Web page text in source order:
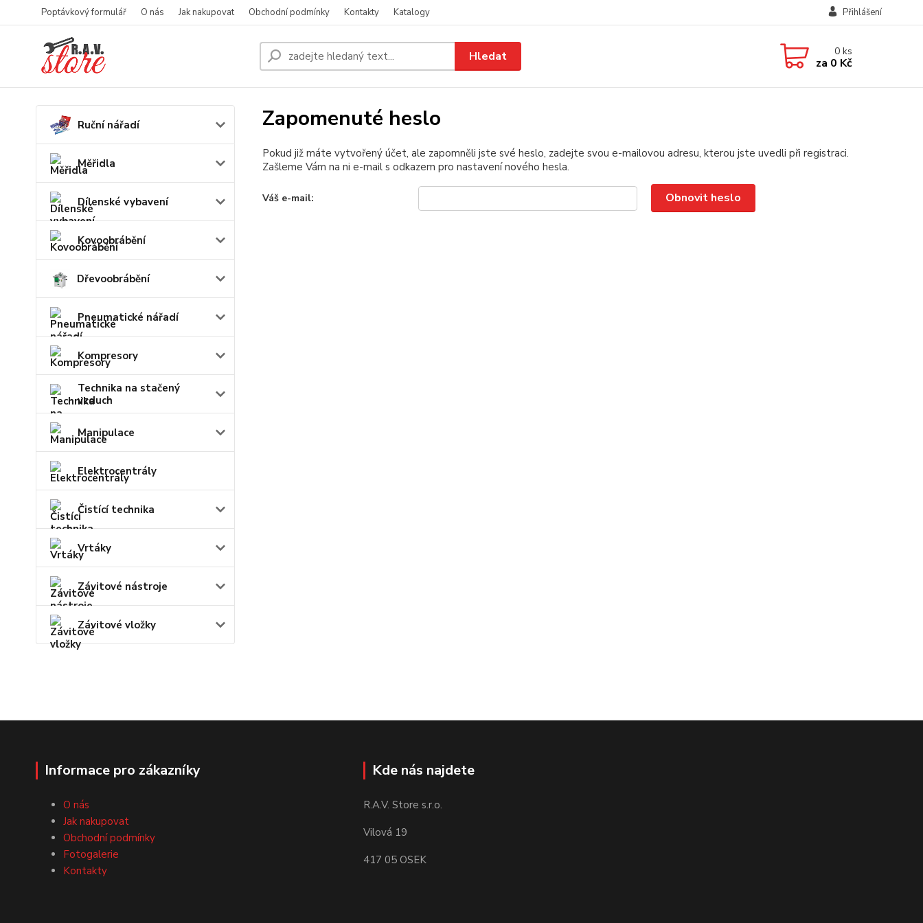
Poptávkový formulář O nás Jak nakupovat Obchodní podmínky Kontakty Katalogy Přihlášení
Hledat 0ks
za 0 Kč
Ruční nářadí
Měřidla
Dílenské vybavení
Kovoobrábění
Dřevoobrábění
Pneumatické nářadí
Kompresory
Technika na stačený
vzduch
Manipulace
Elektrocentrály
Čistící technika
Vrtáky
Závitové nástroje
Závitové vložky
Zapomenuté heslo
Pokud již máte vytvořený účet, ale zapomněli jste své heslo, zadejte svou e-mailovou adresu, kterou jste uvedli při registraci.
Zašleme Vám na ni e-mail s odkazem pro nastavení nového hesla.
Váš e-mail: Obnovit heslo
Informace pro zákazníky
O nás
Jak nakupovat
Obchodní podmínky
Fotogalerie
Kontakty
Kde nás najdete
R.A.V. Store s.r.o.
Vilová 19
417 05 OSEK